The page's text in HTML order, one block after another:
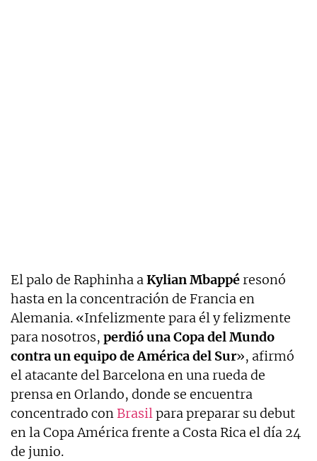
El palo de Raphinha aKylian Mbappéresonó
hasta en la concentración de Francia en
Alemania. «Infelizmente para él y felizmente
para nosotros, perdió una Copa del Mundo
contra un equipo de América del Sur», afirmó
el atacante del Barcelona en una rueda de
prensa en Orlando, donde se encuentra
concentrado con Brasilpara preparar su debut
en la Copa América frente a Costa Rica el día 24
de junio.